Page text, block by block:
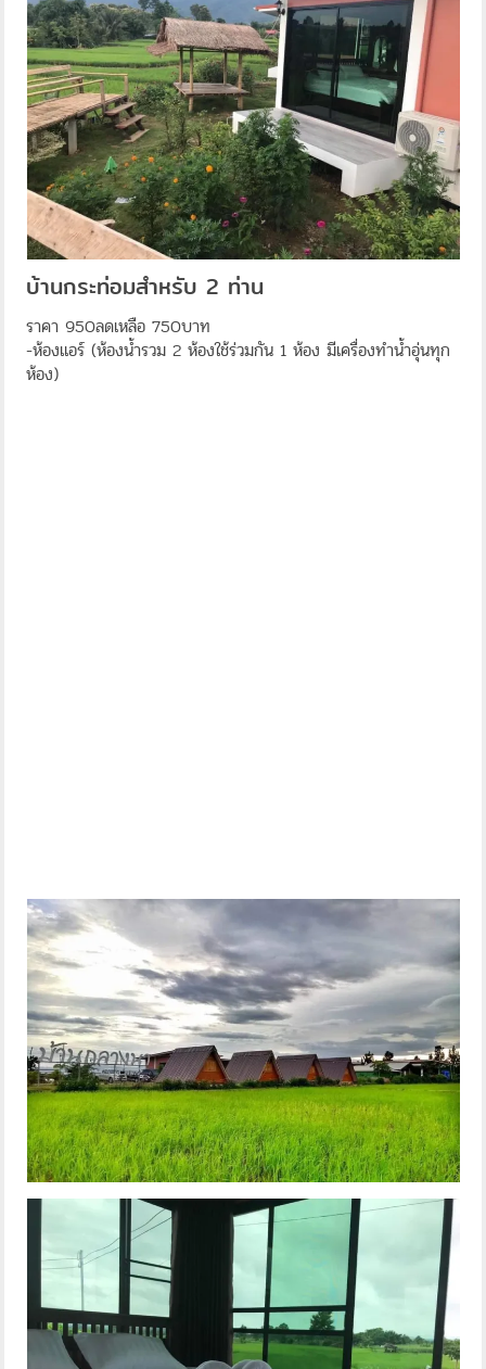
บ้านกระท่อมสำหรับ 2 ท่าน
ราคา 950ลดเหลือ 750บาท
-ห้องแอร์ (ห้องน้ำรวม 2 ห้องใช้ร่วมกัน 1 ห้อง มีเครื่องทำน้ำอุ่นทุก
ห้อง)